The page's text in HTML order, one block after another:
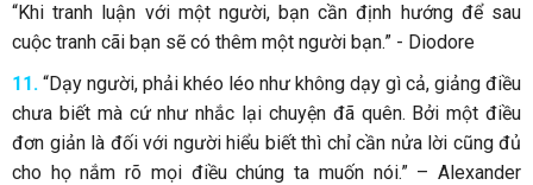
“Khi tranh luận với một người, bạn cần định hướng để sau
cuộc tranh cãi bạn sẽ có thêm một người bạn.” - Diodore
11. “Dạy người, phải khéo léo như không dạy gì cả, giảng điều
chưa biết mà cứ như nhắc lại chuyện đã quên. Bởi một điều
đơn giản là đối với người hiểu biết thì chỉ cần nửa lời cũng đủ
cho họ nắm rõ mọi điều chúng ta muốn nói.” – Alexander